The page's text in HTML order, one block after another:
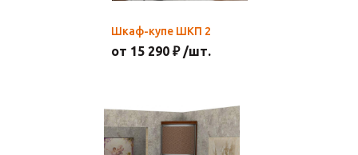
Шкаф-купе ШКП 2
от 15 290 ₽ /шт.